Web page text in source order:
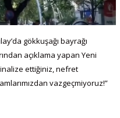
gökkuşağı bayrağı
açıklama yapan Yeni
ettiğiniz, nefret
vazgeçmiyoruz!”